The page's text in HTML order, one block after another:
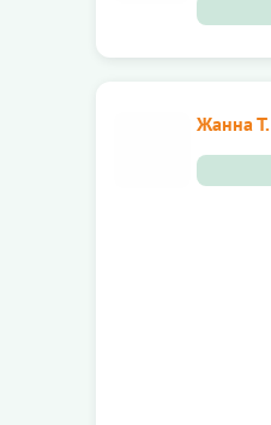
Жанна Т.